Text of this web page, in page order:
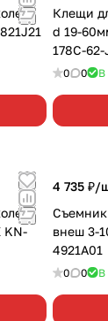
Клещи
d 19-
178С-62-
0 0 В
KN-
4 735 ₽/
внеш 3-
4921A01
0 0 В